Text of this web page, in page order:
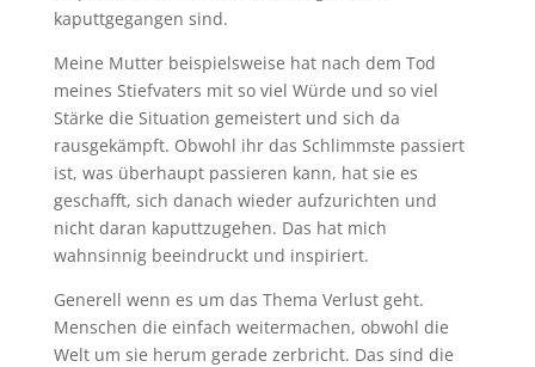
kaputtgegangen sind.
Meine Mutter beispielsweise hat nach dem Tod
meines Stiefvaters mit so viel Würde und so viel
Stärke die Situation gemeistert und sich da
rausgekämpft. Obwohl ihr das Schlimmste passiert
ist, was überhaupt passieren kann, hat sie es
geschafft, sich danach wieder aufzurichten und
nicht daran kaputtzugehen. Das hat mich
wahnsinnig beeindruckt und inspiriert.
Generell wenn es um das Thema Verlust geht.
Menschen die einfach weitermachen, obwohl die
Welt um sie herum gerade zerbricht. Das sind die